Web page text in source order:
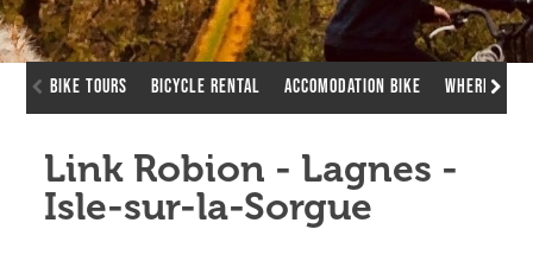
Bike Tours Bicycle rental Accomodation bike Where to
Link Robion - Lagnes -
Isle-sur-la-Sorgue